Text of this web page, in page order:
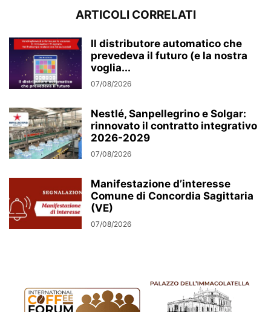
ARTICOLI CORRELATI
Il distributore automatico che
prevedeva il futuro (e la nostra
voglia...
07/08/2026
Nestlé, Sanpellegrino e Solgar:
rinnovato il contratto integrativo
2026-2029
07/08/2026
Manifestazione d’interesse
Comune di Concordia Sagittaria
(VE)
07/08/2026